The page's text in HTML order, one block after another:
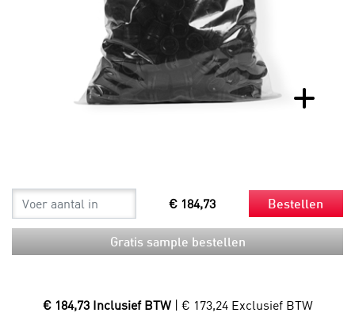
€ 184,73 Bestellen
Gratis sample bestellen
€ 184,73 Inclusief BTW | € 173,24 Exclusief BTW